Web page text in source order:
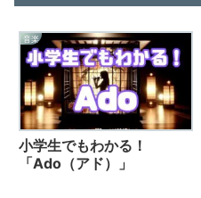
音楽
小学生でもわかる！
「Ado（アド）」